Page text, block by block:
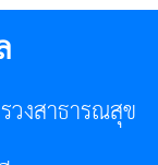
งสาธารณสุข